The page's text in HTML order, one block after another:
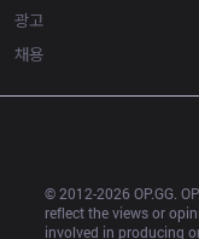
광고
채용
© 2012-2026 OP.GG.
reflect the views or
involved in producing